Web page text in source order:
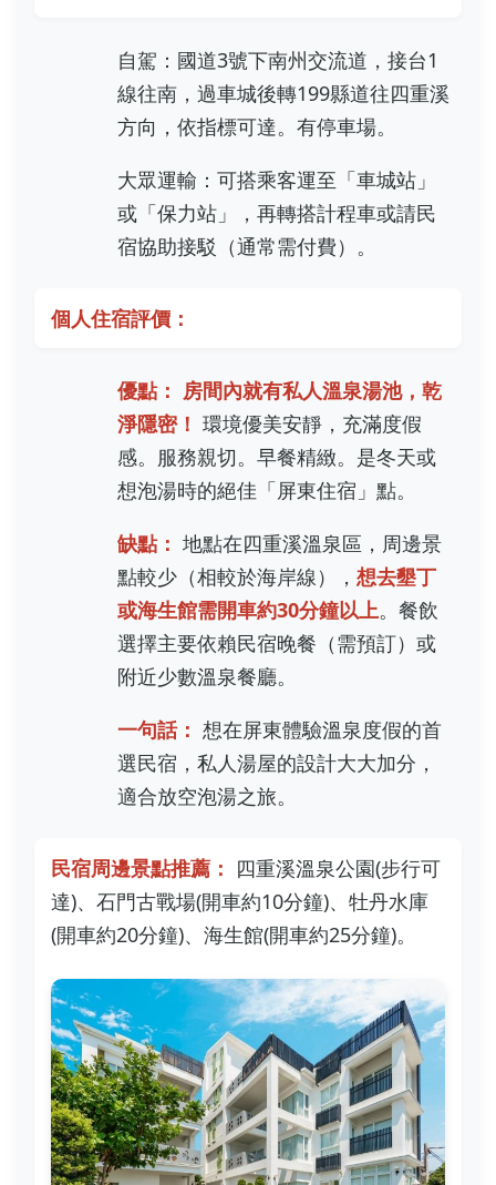
自駕：國道3號下南州交流道，接台1
線往南，過車城後轉199縣道往四重溪
方向，依指標可達。有停車場。
大眾運輸：可搭乘客運至「車城站」
或「保力站」，再轉搭計程車或請民
宿協助接駁（通常需付費）。
個人住宿評價：
優點： 房間內就有私人溫泉湯池，乾
淨隱密！ 環境優美安靜，充滿度假
感。服務親切。早餐精緻。是冬天或
想泡湯時的絕佳「屏東住宿」點。
缺點： 地點在四重溪溫泉區，周邊景
點較少（相較於海岸線）， 想去墾丁
或海生館需開車約30分鐘以上。餐飲
選擇主要依賴民宿晚餐（需預訂）或
附近少數溫泉餐廳。
一句話： 想在屏東體驗溫泉度假的首
選民宿，私人湯屋的設計大大加分，
適合放空泡湯之旅。
民宿周邊景點推薦： 四重溪溫泉公園(步行可
達)、石門古戰場(開車約10分鐘)、牡丹水庫
(開車約20分鐘)、海生館(開車約25分鐘)。